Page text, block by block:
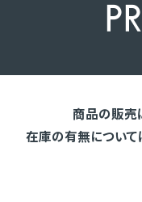
PR
商品の販売
在庫の有無につい